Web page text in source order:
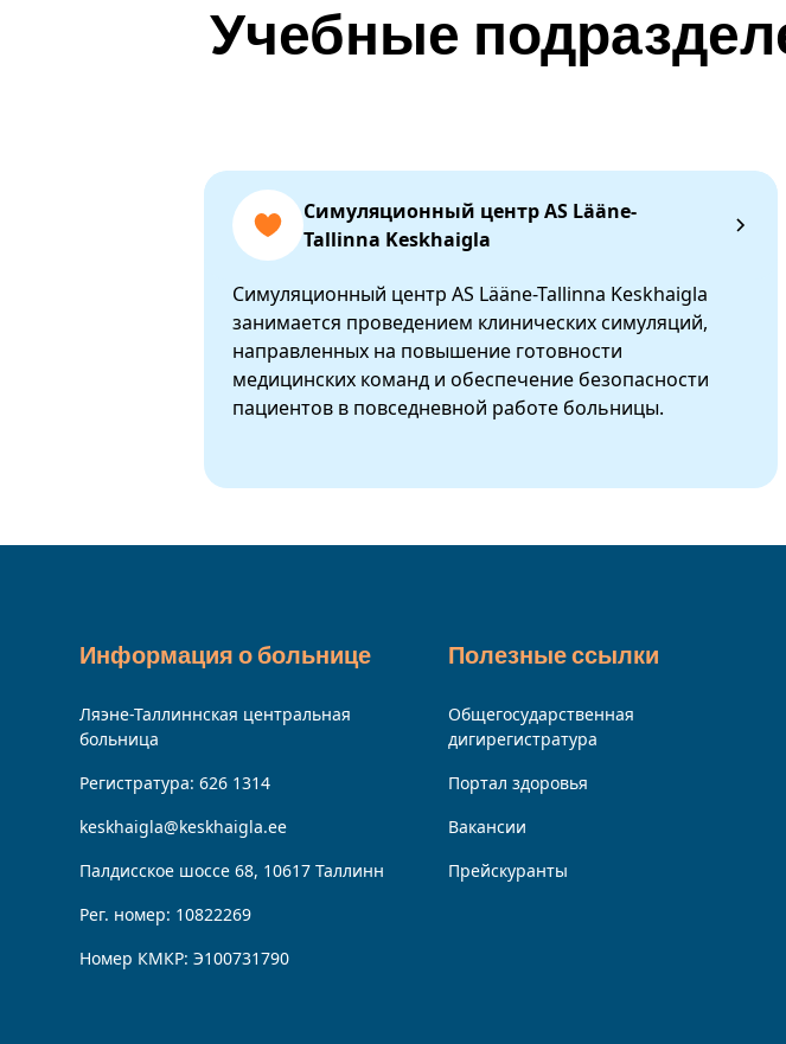
Учебные
Симуляционный центр AS Lääne-
Tallinna Keskhaigla
Симуляционный центр AS Lääne-Tallinna Keskhaigla
занимается проведением клинических симуляций,
направленных на повышение готовности
медицинских команд и обеспечение безопасности
пациентов в повседневной работе больницы.
Информация о больнице
Ляэне-Таллиннская центральная
больница
Регистратура:626 1314
keskhaigla@keskhaigla.ee
Палдисское шоссе 68, 10617 Таллинн
Рег. номер: 10822269
Номер КМКР: Э100731790
Полезные ссылки
Общегосударственная
дигирегистратура
Портал здоровья
Вакансии
Прейскуранты